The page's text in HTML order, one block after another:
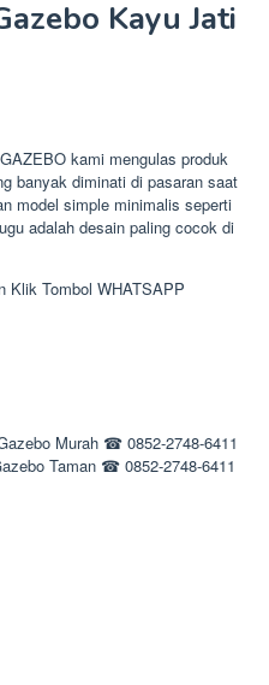
Kayu Jati
kami mengulas produk
banyak diminati di pasaran saat
model simple minimalis seperti
adalah desain paling cocok di
Klik Tombol WHATSAPP
Taman ☎ 0852-2748-6411